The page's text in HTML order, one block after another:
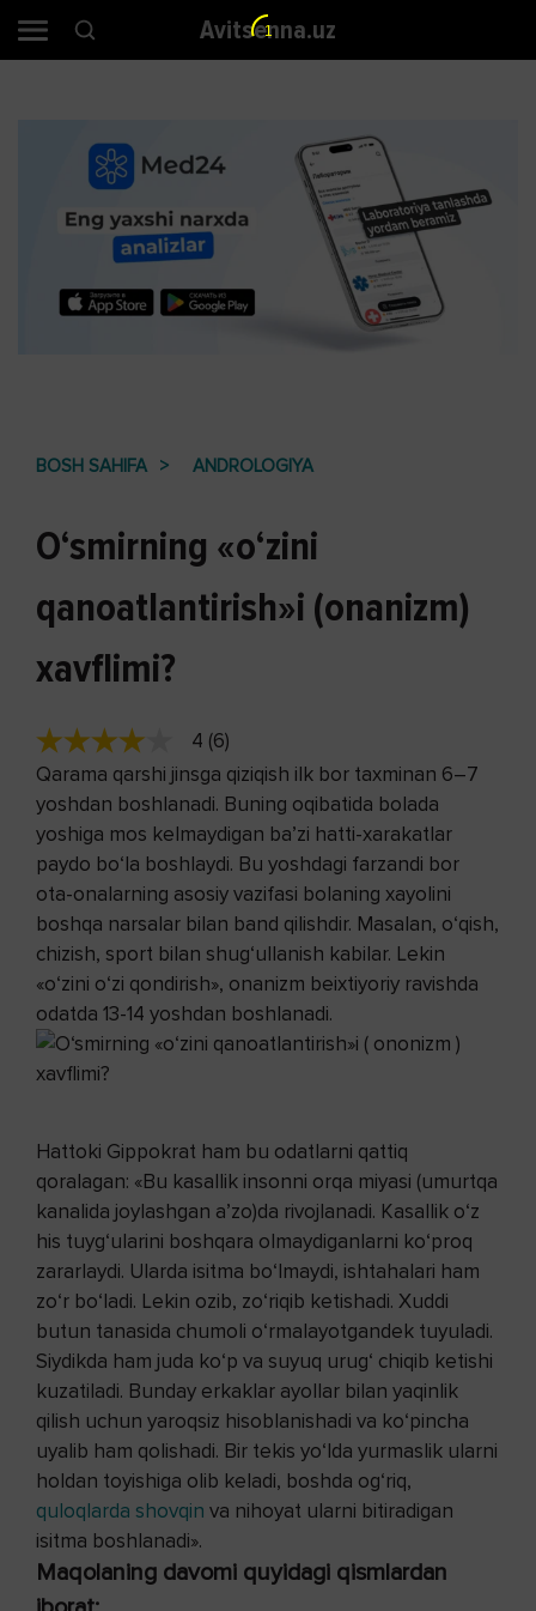
Avitsenna.uz
BOSH SAHIFA ANDROLOGIYA
O‘smirning «o‘zini
qanoatlantirish»i (onanizm)
xavflimi?
4 (6)
Qarama qarshi jinsga qiziqish ilk bor taxminan 6–7
yoshdan boshlanadi. Buning oqibatida bolada
yoshiga mos kelmaydigan ba’zi hatti-xarakatlar
paydo bo‘la boshlaydi. Bu yoshdagi farzandi bor
ota-onalarning asosiy vazifasi bolaning xayolini
boshqa narsalar bilan band qilishdir. Masalan, o‘qish,
chizish, sport bilan shug‘ullanish kabilar. Lekin
«o‘zini o‘zi qondirish», onanizm beixtiyoriy ravishda
odatda 13-14 yoshdan boshlanadi.
Hattoki Gippokrat ham bu odatlarni qattiq
qoralagan: «Bu kasallik insonni orqa miyasi (umurtqa
kanalida joylashgan a’zo)da rivojlanadi. Kasallik o‘z
his tuyg‘ularini boshqara olmaydiganlarni ko‘proq
zararlaydi. Ularda isitma bo‘lmaydi, ishtahalari ham
zo‘r bo‘ladi. Lekin ozib, zo‘riqib ketishadi. Xuddi
butun tanasida chumoli o‘rmalayotgandek tuyuladi.
Siydikda ham juda ko‘p va suyuq urug‘ chiqib ketishi
kuzatiladi. Bunday erkaklar ayollar bilan yaqinlik
qilish uchun yaroqsiz hisoblanishadi va ko‘pincha
uyalib ham qolishadi. Bir tekis yo‘lda yurmaslik ularni
holdan toyishiga olib keladi, boshda og‘riq,
quloqlarda shovqin va nihoyat ularni bitiradigan
isitma boshlanadi».
Maqolaning davomi quyidagi qismlardan